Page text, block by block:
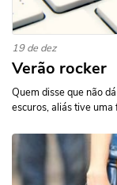
19 de dez
Verão rocker
Quem disse que não
escuros, aliás tive